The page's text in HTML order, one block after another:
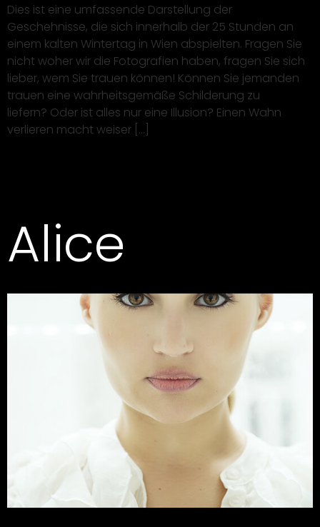
Dies ist eine umfassende Darstellung der
Geschehnisse, die sich innerhalb der 25 Stunden an
einem kalten Wintertag in Wien abspielten. Fragen Sie
nicht woher wir die Fotografien haben, fragen Sie sich
lieber, wem Sie trauen können! Können Sie jemanden
trauen eine wahrheitsgemäße Schilderung zu
liefern? Oder ist alles nur eine Illusion? Einen Wahn
verlieren macht weiser […]
Alice